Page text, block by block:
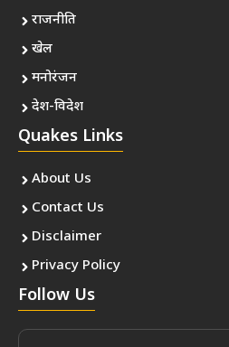
राजनीति
खेल
मनोरंजन
देश-विदेश
Quakes Links
About Us
Contact Us
Disclaimer
Privacy Policy
Follow Us